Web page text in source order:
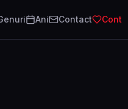
Ani Contact Cont